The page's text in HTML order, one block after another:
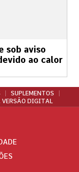
sob aviso
ao calor
SUPLEMENTOS
VERSÃO DIGITAL